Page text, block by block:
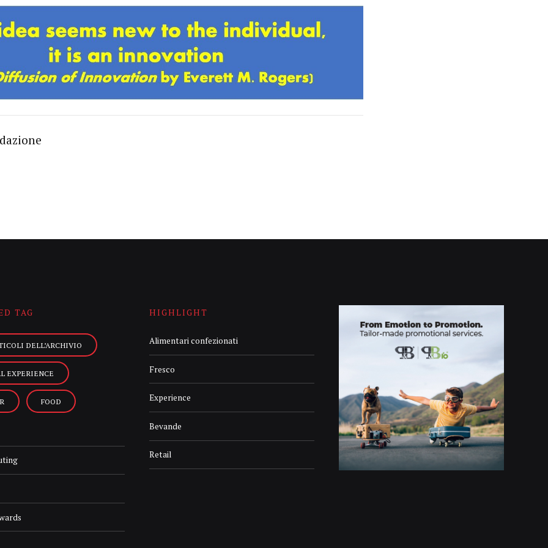
TAG
DELL’ARCHIVIO
EXPERIENCE
FOOD
HIGHLIGHT
Alimentari confezionati
Fresco
Experience
Bevande
Retail